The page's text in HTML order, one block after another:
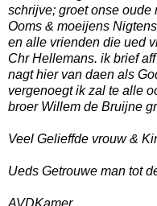
schrijve; groet onse oude
Ooms & moeijens
en alle vrienden die ued
Chr Hellemans. ik brief
nagt hier van daen als
vergenoegt ik zal te alle
broer Willem de Bruijne
Veel Gelieffde vrouw &
Ueds Getrouwe man tot